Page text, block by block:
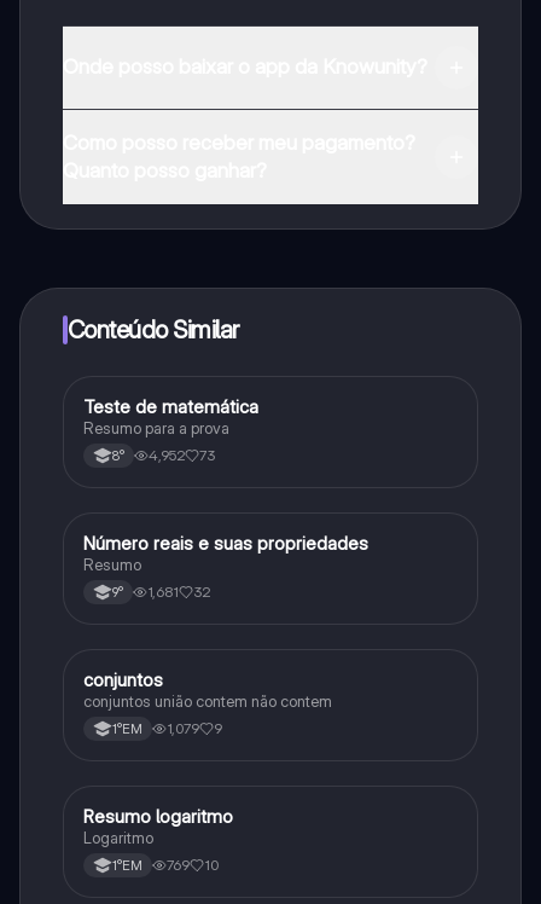
Conteúdo Similar
Matematica
Teste de matemática
Resumo para a prova
8° 4,952 73
Matematica
Número reais e suas propriedades
Resumo
9° 1,681 32
Matematica
conjuntos
conjuntos união contem não contem
1°EM 1,079 9
Matematica
Resumo logaritmo
Logaritmo
1°EM 769 10